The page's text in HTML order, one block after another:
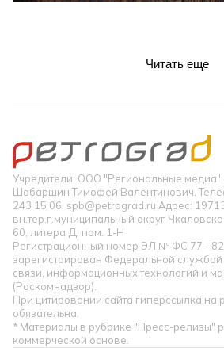
Читать еще
Учредители: ООО "Региональные медиа".
Шабаршин Тимофей Валентинович.
243 15 06, spb@petrograd.ru Адрес:
вн.тер.г.муниципальный округ
60, литера Д, пом. 1-Н
Регистрационный номер ЭЛ № ФС 77 -
зарегистрирован Федеральной
связи, информационных технологий и
(Роскомнадзор).
При цитировании сайта гиперссылка на
обязательна.
* Материалы в рубрике "Пресс-релизы"
коммерческой основе.